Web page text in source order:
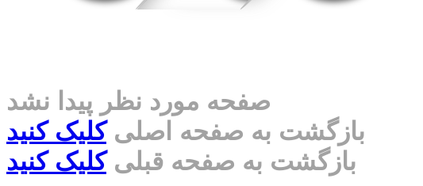
صفحه مورد نظر پیدا نشد
بازگشت به صفحه اصلیکلیک کنید
بازگشت به صفحه قبلیکلیک کنید